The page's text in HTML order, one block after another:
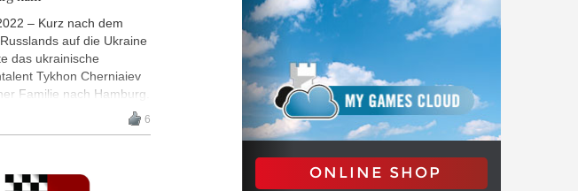
– Kurz nach dem
auf die Ukraine
das ukrainische
Tykhon Cherniaiev
Familie nach Hamburg.
berichtet in einem
in der heutigen Ausgabe
Unterstützung, die die
6
ONLINE SHOP